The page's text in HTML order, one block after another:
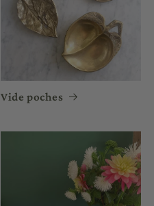
Vide poches